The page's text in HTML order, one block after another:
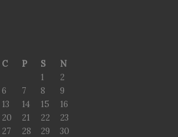
C P S
N
1
2
6 7 8
9
13 14 15
16
20 21 22
23
27 28 29
30